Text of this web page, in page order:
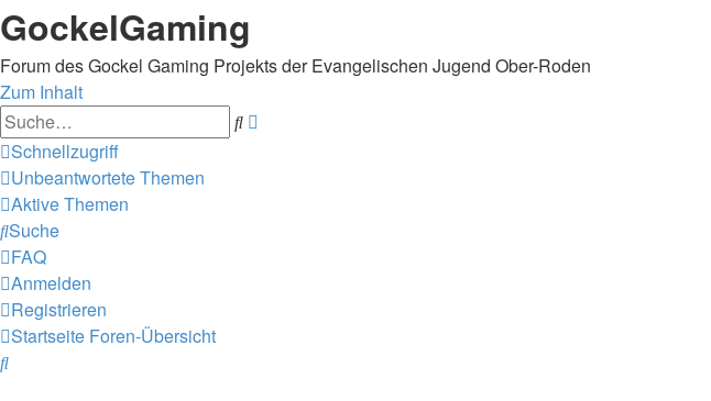
GockelGaming
Forum des Gockel Gaming Projekts der Evangelischen Jugend Ober-Roden
Zum Inhalt
Suche
Schnellzugriff
Unbeantwortete Themen
Aktive Themen
Suche
FAQ
Anmelden
Registrieren
Startseite Foren-Übersicht
Suche